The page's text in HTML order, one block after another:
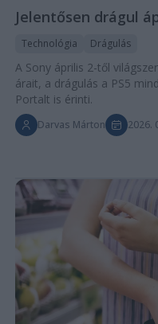
Jelentősen drágul
Technológia Drágulás
A Sony április 2-től
árait, a drágulás a PS5
Portalt is érinti.
Darvas Márton 2026.